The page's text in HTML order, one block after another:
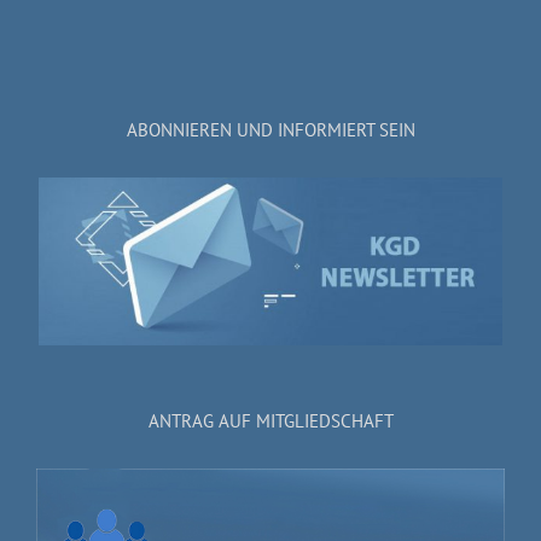
ABONNIEREN UND INFORMIERT SEIN
ANTRAG AUF MITGLIEDSCHAFT